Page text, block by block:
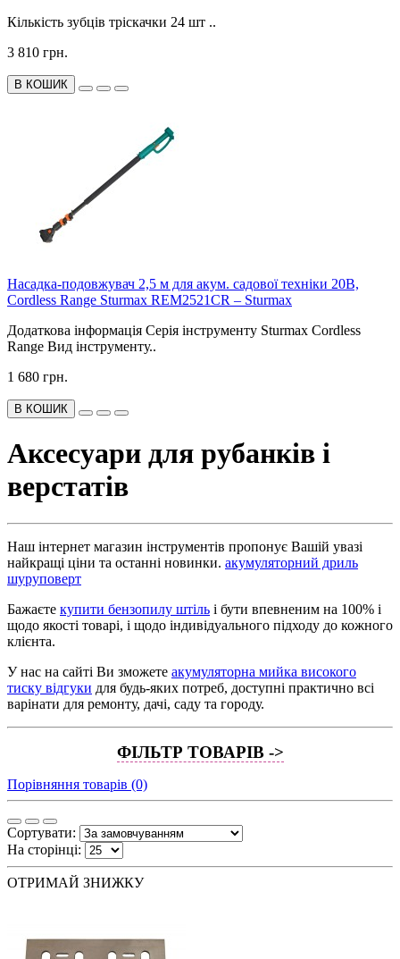
Кількість зубців тріскачки 24 шт ..
3 810 грн.
В КОШИК
Насадка-подовжувач 2,5 м для акум. садової техніки 20В,
Cordless Range Sturmax REM2521CR – Sturmax
Додаткова інформація Серія інструменту Sturmax Cordless
Range Вид інструменту..
1 680 грн.
В КОШИК
Аксесуари для рубанків і
верстатів
Наш інтернет магазин інструментів пропонує Вашій увазі
найкращі ціни та останні новинки. акумуляторний дриль
шуруповерт
Бажаєте купити бензопилу штіль і бути впевненим на 100% і
щодо якості товарі, і щодо індивідуального підходу до кожного
клієнта.
У нас на сайті Ви зможете акумуляторна мийка високого
тиску відгуки для будь-яких потреб, доступні практично всі
варінати для ремонту, дачі, саду та городу.
ФІЛЬТР ТОВАРІВ ->
Порівняння товарів (0)
Сортувати:
На сторінці:
ОТРИМАЙ ЗНИЖКУ